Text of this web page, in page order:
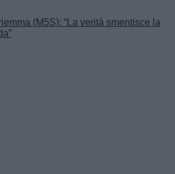
(M5S): “La verità smentisce la